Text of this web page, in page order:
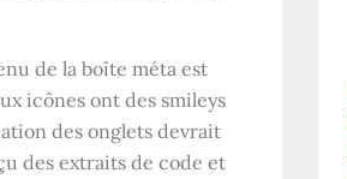
de la boîte méta est
icônes ont des smileys
des onglets devrait
des extraits de code et